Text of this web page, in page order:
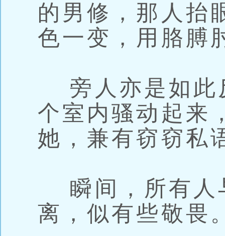
的男修，那人抬
色一变，用胳膊
旁人亦是如此
个室内骚动起来
她，兼有窃窃私
瞬间，所有人
离，似有些敬畏